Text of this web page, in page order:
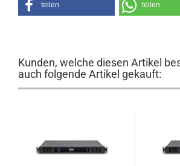
teilen teilen
Kunden, welche diesen Artikel
auch folgende Artikel gekauft: